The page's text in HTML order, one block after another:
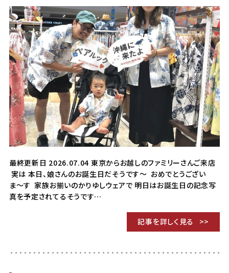
最終更新日 2026.07.04 東京からお越しのファミリーさんご来店
実は 本日、娘さんのお誕生日だそうです〜 おめでとうござい
ま〜す 家族お揃いのかりゆしウェアで 明日はお誕生日の記念写
真を予定されてるそうです…
記事を詳しく見る